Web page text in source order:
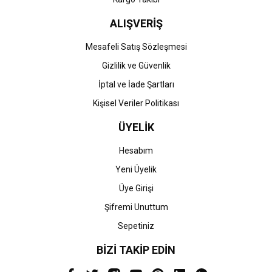
ALIŞVERİŞ
Mesafeli Satış Sözleşmesi
Gizlilik ve Güvenlik
İptal ve İade Şartları
Kişisel Veriler Politikası
ÜYELİK
Hesabım
Yeni Üyelik
Üye Girişi
Şifremi Unuttum
Sepetiniz
BİZİ TAKİP EDİN